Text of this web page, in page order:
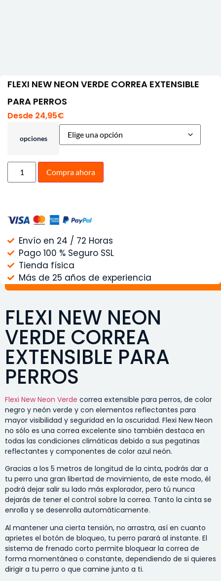
FLEXI NEW NEON VERDE CORREA EXTENSIBLE
PARA PERROS
Desde 24,95€
opciones
Compra ahora
Envío en 24 / 72 Horas
Pago 100 % Seguro SSL
Tienda física
Más de 25 años de experiencia
FLEXI NEW NEON
VERDE CORREA
EXTENSIBLE PARA
PERROS
Flexi New Neon Verde correa extensible para perros, de color
negro y neón verde y con elementos reflectantes para
mayor visibilidad y seguridad en la oscuridad. Flexi New Neon
no sólo es una correa excelente sino también destaca en
todas las condiciones climáticas debido a sus pegatinas
reflectantes y componentes de color azul neón.
Gracias a los 5 metros de longitud de la cinta, podrás dar a
tu perro una gran libertad de movimiento, de este modo, él
podrá dejar salir su lado más explorador, pero tú nunca
dejarás de tener el control sobre la correa. Tanto la cinta se
enrolla y se desenrolla automáticamente.
Al mantener una cierta tensión, no arrastra, así en cuanto
aprietes el botón de bloqueo, tu perro parará al instante. El
sistema de frenado corto permite bloquear la correa de
forma momentánea o constante, dependiendo de si quieres
dirigir a tu perro o que camine junto a ti.